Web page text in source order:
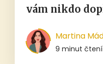
vám nikdo
Martina
9 minut čtení